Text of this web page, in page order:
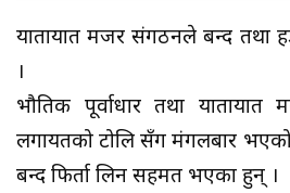
यातायात मजदुर संगठनले बन्द तथा
।
भौतिक पूर्वाधार तथा यातायात
लगायतको टोलि सँग मंगलबार भएको
बन्द फिर्ता लिन सहमत भएका हुन् ।